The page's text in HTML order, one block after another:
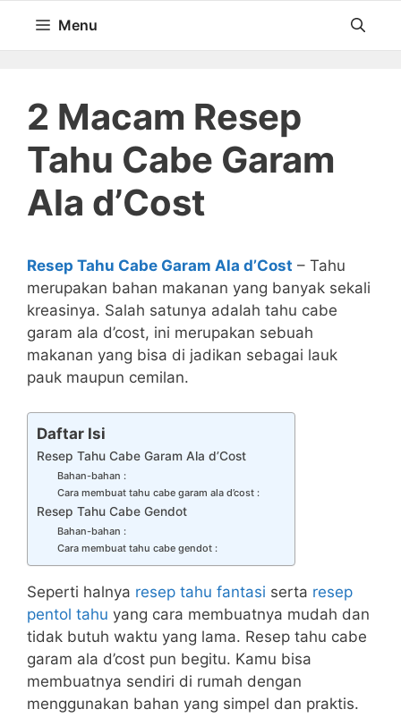
isi
Menu
2 Macam Resep
Tahu Cabe Garam
Ala d’Cost
Resep Tahu Cabe Garam Ala d’Cost – Tahu
merupakan bahan makanan yang banyak sekali
kreasinya. Salah satunya adalah tahu cabe
garam ala d’cost, ini merupakan sebuah
makanan yang bisa di jadikan sebagai lauk
pauk maupun cemilan.
Daftar Isi
Resep Tahu Cabe Garam Ala d’Cost
Bahan-bahan :
Cara membuat tahu cabe garam ala d’cost :
Resep Tahu Cabe Gendot
Bahan-bahan :
Cara membuat tahu cabe gendot :
Seperti halnya resep tahu fantasi serta resep
pentol tahu yang cara membuatnya mudah dan
tidak butuh waktu yang lama. Resep tahu cabe
garam ala d’cost pun begitu. Kamu bisa
membuatnya sendiri di rumah dengan
menggunakan bahan yang simpel dan praktis.